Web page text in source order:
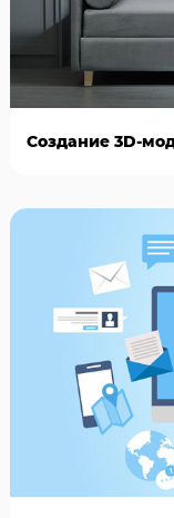
Создание 3D-